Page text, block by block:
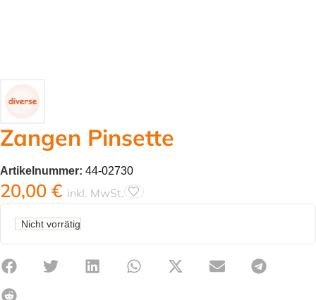
Zangen Pinsette
Artikelnummer: 44-02730
20,00 € inkl. MwSt.
Nicht vorrätig